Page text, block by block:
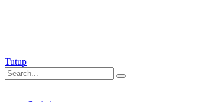
Tutup